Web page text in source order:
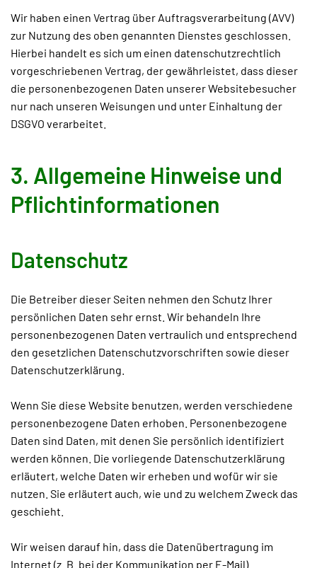
Wir haben einen Vertrag über Auftragsverarbeitung (AVV)
zur Nutzung des oben genannten Dienstes geschlossen.
Hierbei handelt es sich um einen datenschutzrechtlich
vorgeschriebenen Vertrag, der gewährleistet, dass dieser
die personenbezogenen Daten unserer Websitebesucher
nur nach unseren Weisungen und unter Einhaltung der
DSGVO verarbeitet.
3. Allgemeine Hinweise und
Pflicht­informationen
Datenschutz
Die Betreiber dieser Seiten nehmen den Schutz Ihrer
persönlichen Daten sehr ernst. Wir behandeln Ihre
personenbezogenen Daten vertraulich und entsprechend
den gesetzlichen Datenschutzvorschriften sowie dieser
Datenschutzerklärung.
Wenn Sie diese Website benutzen, werden verschiedene
personenbezogene Daten erhoben. Personenbezogene
Daten sind Daten, mit denen Sie persönlich identifiziert
werden können. Die vorliegende Datenschutzerklärung
erläutert, welche Daten wir erheben und wofür wir sie
nutzen. Sie erläutert auch, wie und zu welchem Zweck das
geschieht.
Wir weisen darauf hin, dass die Datenübertragung im
Internet (z. B. bei der Kommunikation per E-Mail)